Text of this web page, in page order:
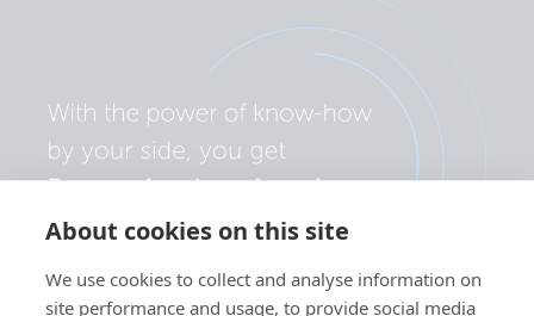
About cookies on this site
We use cookies to collect and analyse information on
site performance and usage, to provide social media